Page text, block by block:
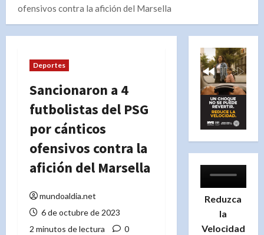
ofensivos contra la afición del Marsella
Deportes
Sancionaron a 4
futbolistas del PSG
por cánticos
ofensivos contra la
afición del Marsella
mundoaldia.net
6 de octubre de 2023
2 minutos de lectura
0
Reduzca
la
Velocidad